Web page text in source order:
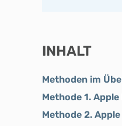
INHALT
Methoden im
Methode 1.
Methode 2.